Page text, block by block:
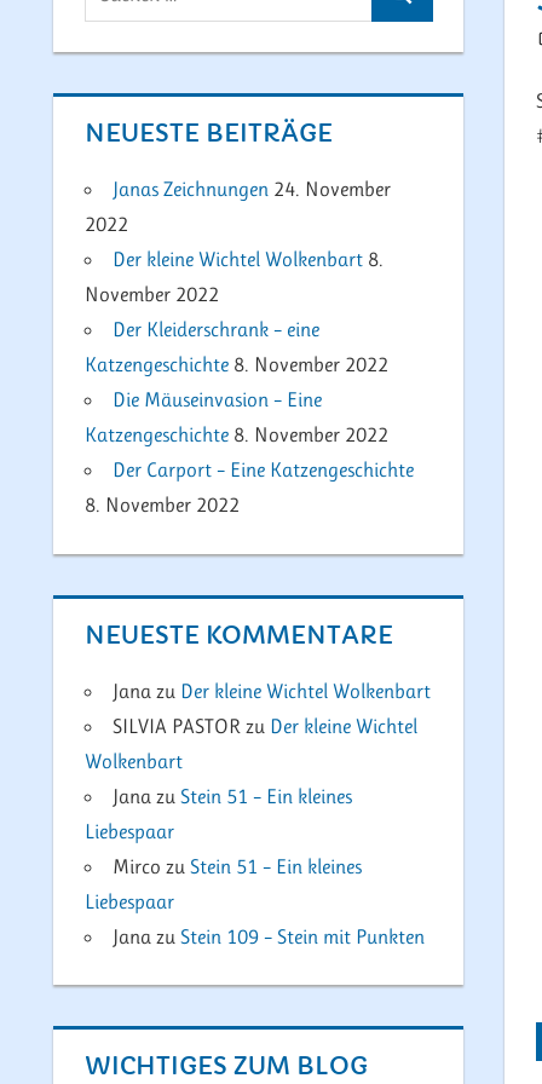
nach:
Suchen
NEUESTE BEITRÄGE
Janas Zeichnungen 24. November
2022
Der kleine Wichtel Wolkenbart 8.
November 2022
Der Kleiderschrank – eine
Katzengeschichte 8. November 2022
Die Mäuseinvasion – Eine
Katzengeschichte 8. November 2022
Der Carport – Eine Katzengeschichte
8. November 2022
NEUESTE KOMMENTARE
Jana zu Der kleine Wichtel Wolkenbart
SILVIA PASTOR zu Der kleine Wichtel
Wolkenbart
Jana zu Stein 51 – Ein kleines
Liebespaar
Mirco zu Stein 51 – Ein kleines
Liebespaar
Jana zu Stein 109 – Stein mit Punkten
WICHTIGES ZUM BLOG